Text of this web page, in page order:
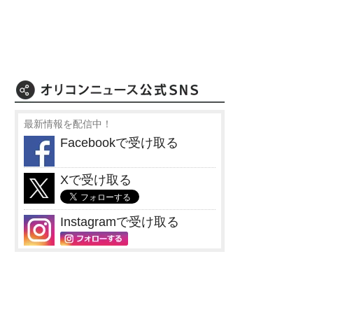
最新情報を配信中！
Facebookで受け取る
Xで受け取る
Instagramで受け取る